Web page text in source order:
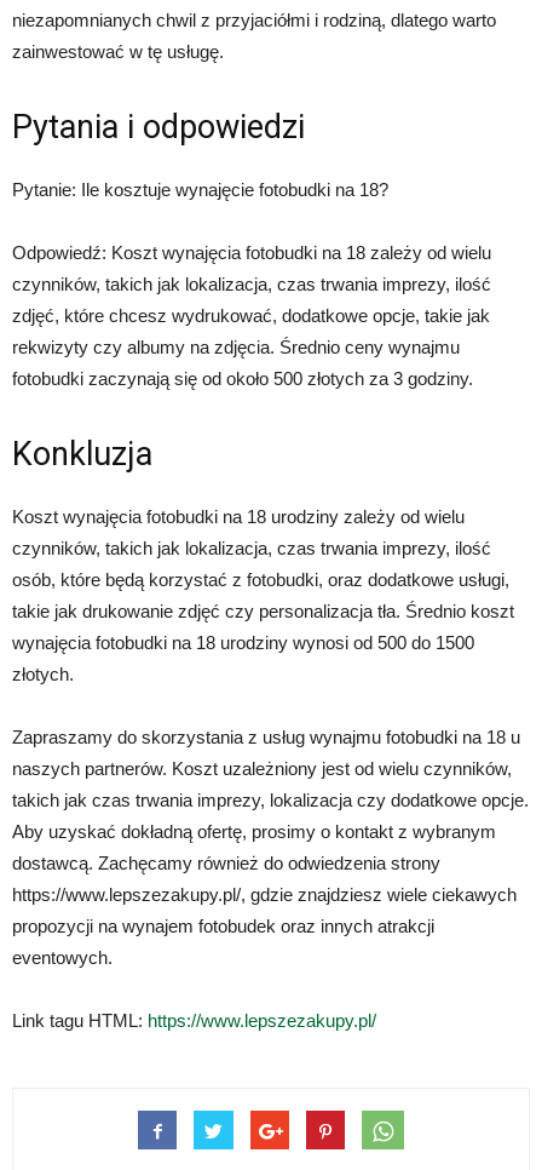
niezapomnianych chwil z przyjaciółmi i rodziną, dlatego warto
zainwestować w tę usługę.
Pytania i odpowiedzi
Pytanie: Ile kosztuje wynajęcie fotobudki na 18?
Odpowiedź: Koszt wynajęcia fotobudki na 18 zależy od wielu
czynników, takich jak lokalizacja, czas trwania imprezy, ilość
zdjęć, które chcesz wydrukować, dodatkowe opcje, takie jak
rekwizyty czy albumy na zdjęcia. Średnio ceny wynajmu
fotobudki zaczynają się od około 500 złotych za 3 godziny.
Konkluzja
Koszt wynajęcia fotobudki na 18 urodziny zależy od wielu
czynników, takich jak lokalizacja, czas trwania imprezy, ilość
osób, które będą korzystać z fotobudki, oraz dodatkowe usługi,
takie jak drukowanie zdjęć czy personalizacja tła. Średnio koszt
wynajęcia fotobudki na 18 urodziny wynosi od 500 do 1500
złotych.
Zapraszamy do skorzystania z usług wynajmu fotobudki na 18 u
naszych partnerów. Koszt uzależniony jest od wielu czynników,
takich jak czas trwania imprezy, lokalizacja czy dodatkowe opcje.
Aby uzyskać dokładną ofertę, prosimy o kontakt z wybranym
dostawcą. Zachęcamy również do odwiedzenia strony
https://www.lepszezakupy.pl/, gdzie znajdziesz wiele ciekawych
propozycji na wynajem fotobudek oraz innych atrakcji
eventowych.
Link tagu HTML: https://www.lepszezakupy.pl/